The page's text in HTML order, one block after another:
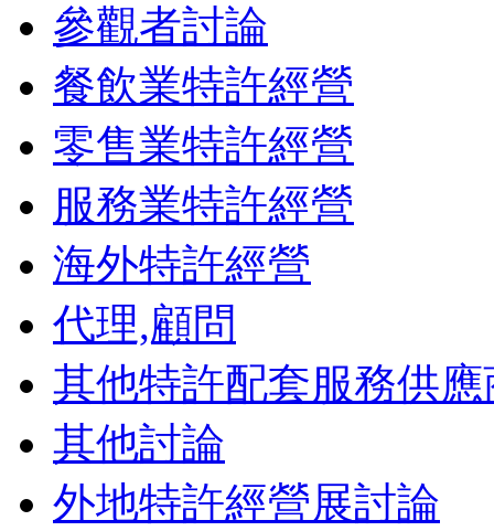
參觀者討論
餐飲業特許經營
零售業特許經營
服務業特許經營
海外特許經營
代理,顧問
其他特許配套服務供應
其他討論
外地特許經營展討論